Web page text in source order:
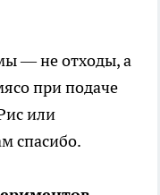
— не отходы, а
при подаче
или
спасибо.